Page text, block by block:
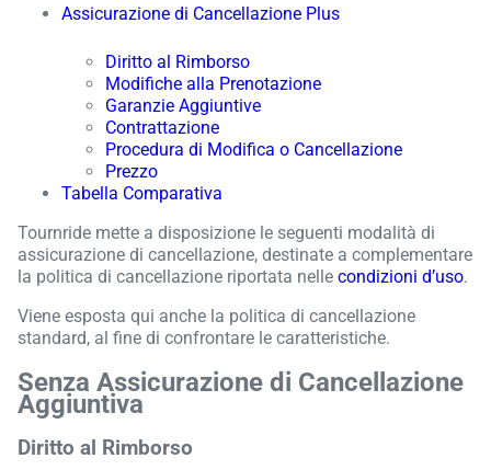
Assicurazione di Cancellazione Plus
Diritto al Rimborso
Modifiche alla Prenotazione
Garanzie Aggiuntive
Contrattazione
Procedura di Modifica o Cancellazione
Prezzo
Tabella Comparativa
Tournride mette a disposizione le seguenti modalità di
assicurazione di cancellazione, destinate a complementare
la politica di cancellazione riportata nelle condizioni d’uso.
Viene esposta qui anche la politica di cancellazione
standard, al fine di confrontare le caratteristiche.
Senza Assicurazione di Cancellazione
Aggiuntiva
Diritto al Rimborso